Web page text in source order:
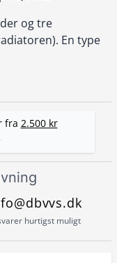
og tre
En type
fra 2.500 kr
hurtigst muligt